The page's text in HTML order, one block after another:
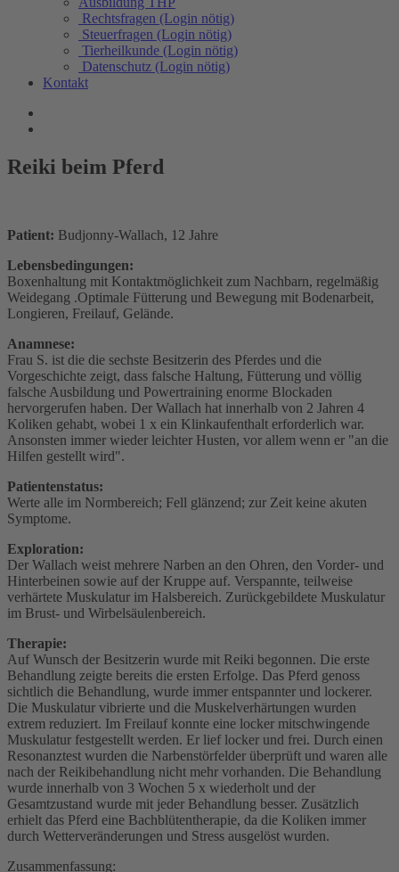
Rechtsfragen (Login nötig)
Steuerfragen (Login nötig)
Tierheilkunde (Login nötig)
Datenschutz (Login nötig)
Kontakt
Reiki beim Pferd
Patient: Budjonny-Wallach, 12 Jahre
Lebensbedingungen:
Boxenhaltung mit Kontaktmöglichkeit zum Nachbarn, regelmäßig
Weidegang .Optimale Fütterung und Bewegung mit Bodenarbeit,
Longieren, Freilauf, Gelände.
Anamnese:
Frau S. ist die die sechste Besitzerin des Pferdes und die
Vorgeschichte zeigt, dass falsche Haltung, Fütterung und völlig
falsche Ausbildung und Powertraining enorme Blockaden
hervorgerufen haben. Der Wallach hat innerhalb von 2 Jahren 4
Koliken gehabt, wobei 1 x ein Klinkaufenthalt erforderlich war.
Ansonsten immer wieder leichter Husten, vor allem wenn er "an die
Hilfen gestellt wird".
Patientenstatus:
Werte alle im Normbereich; Fell glänzend; zur Zeit keine akuten
Symptome.
Exploration:
Der Wallach weist mehrere Narben an den Ohren, den Vorder- und
Hinterbeinen sowie auf der Kruppe auf. Verspannte, teilweise
verhärtete Muskulatur im Halsbereich. Zurückgebildete Muskulatur
im Brust- und Wirbelsäulenbereich.
Therapie:
Auf Wunsch der Besitzerin wurde mit Reiki begonnen. Die erste
Behandlung zeigte bereits die ersten Erfolge. Das Pferd genoss
sichtlich die Behandlung, wurde immer entspannter und lockerer.
Die Muskulatur vibrierte und die Muskelverhärtungen wurden
extrem reduziert. Im Freilauf konnte eine locker mitschwingende
Muskulatur festgestellt werden. Er lief locker und frei. Durch einen
Resonanztest wurden die Narbenstörfelder überprüft und waren alle
nach der Reikibehandlung nicht mehr vorhanden. Die Behandlung
wurde innerhalb von 3 Wochen 5 x wiederholt und der
Gesamtzustand wurde mit jeder Behandlung besser. Zusätzlich
erhielt das Pferd eine Bachblütentherapie, da die Koliken immer
durch Wetterveränderungen und Stress ausgelöst wurden.
Zusammenfassung: